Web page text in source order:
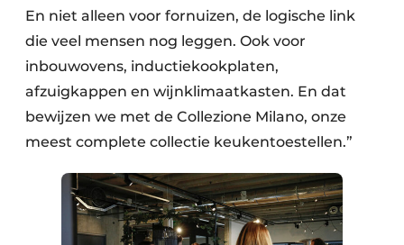
En niet alleen voor fornuizen, de logische link
die veel mensen nog leggen. Ook voor
inbouwovens, inductiekookplaten,
afzuigkappen en wijnklimaatkasten. En dat
bewijzen we met de Collezione Milano, onze
meest complete collectie keukentoestellen.”